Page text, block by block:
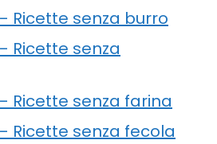
Ricette senza burro
Ricette senza
Ricette senza farina
Ricette senza fecola